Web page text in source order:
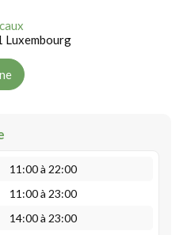
Luxembourg
11:00 à 22:00
11:00 à 23:00
14:00 à 23:00